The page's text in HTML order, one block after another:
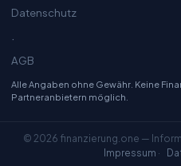
Datenschutz
·
AGB
Alle Angaben ohne Gewähr. Keine
Partneranbietern möglich.
© 2026 finanzierung.one —
Impressum ·